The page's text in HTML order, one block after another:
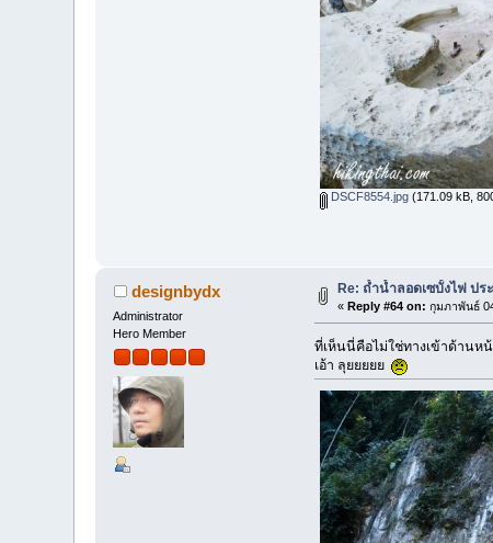
DSCF8554.jpg (171.09 kB,
designbydx
Administrator
Hero Member
Re: ถ้ำน้ำลอดเซบั้งไฟ ปร
«Reply #64 on: กุมภาพันธ์
ที่เห็นนี่คือไม่ใช่ทางเข้าด้านห
เอ้า ลุยยยยย